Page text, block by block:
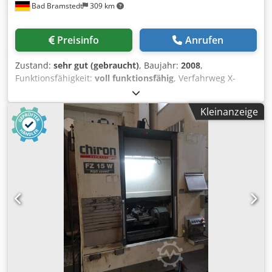
Bad Bramstedt 309 km
Preisinfo Anrufen
Zustand: sehr gut (gebraucht), Baujahr: 2008,
Funktionsfähigkeit: voll funktionsfähig, Verfahrweg X-
, Verfahrweg Y-Achse:
Z-Achse:425 mm, Eilgang X-Achse:60 m/min, Eilgang Y-
Achse:60 m/min, Eilgang Z-Achse:60 m/min ,
Drehmoment:
, Steuerungshersteller: Siemens
Steuerungsmodell:
840D PL, Gesamtgewicht:
Spindeldrehzahl (max.):12.000 U/min, Kühlmittelzufuhr:
, Anzahl der Spindeln:
, Anzahl der Steckplätze im
Werkzeugmagazin:
, Ausstattung:
Dokumentation/Handbuch, Drehzahl stufenlos
einstellbar, Späneförderer , Wir sind Chiron Experten,
Maschine ist bzw. wird gerade teilüberholt und ist in
einem sehr guten Zustand. Dcedpfx Ahowpcfuo Ujk Sollte
ein Messtaster oder eine andere Option benötigt werden
können wir diese gern noch gegen Aufpreis realisieren
FZ15W mit 4. und 5.Achse Abmessung Maschine.
Kleinanzeige